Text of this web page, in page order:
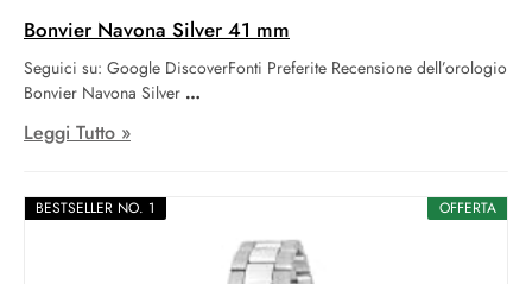
OFFERTA
BESTSELLER NO. 1
XX sono la testimonianza della continuità di questo storico legame,
riaffermando la maestria tecnica di Breguet nel combinare tradizione
e innovazione.
Bonvier Navona Silver 41 mm
Seguici su: Google DiscoverFonti Preferite Recensione dell’orologio
Bonvier Navona Silver
Leggi Tutto »